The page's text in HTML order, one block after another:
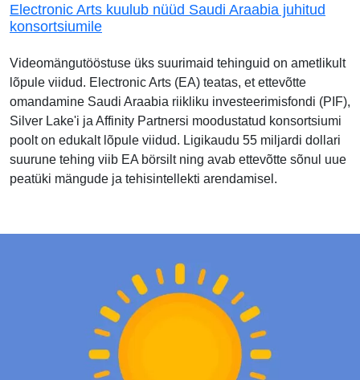
Electronic Arts kuulub nüüd Saudi Araabia juhitud
konsortsiumile
Videomängutööstuse üks suurimaid tehinguid on ametlikult
lõpule viidud. Electronic Arts (EA) teatas, et ettevõtte
omandamine Saudi Araabia riikliku investeerimisfondi (PIF),
Silver Lake'i ja Affinity Partnersi moodustatud konsortsiumi
poolt on edukalt lõpule viidud. Ligikaudu 55 miljardi dollari
suurune tehing viib EA börsilt ning avab ettevõtte sõnul uue
peatüki mängude ja tehisintellekti arendamisel.